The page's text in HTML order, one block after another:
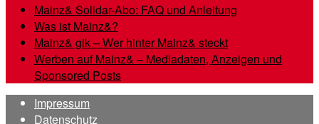
Mainz& Solidar-Abo: FAQ und Anleitung
Was ist Mainz&?
Mainz& gik – Wer hinter Mainz& steckt
Werben auf Mainz& – Mediadaten, Anzeigen und
Sponsored Posts
Impressum
Datenschutz